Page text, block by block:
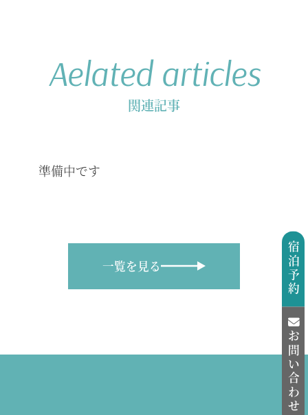
Aelated articles
関連記事
準備中です
一覧を見る 宿泊予約
お問い合わせ